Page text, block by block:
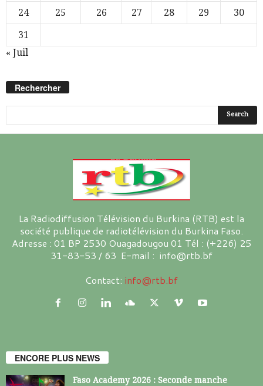
24
25 26 27 28 29
30
31
« Juil
Rechercher
La Radiodiffusion Télévision du Burkina (RTB) est la
société publique de radiotélévision du Burkina Faso.
Adresse : 01 BP 2530 Ouagadougou 01 Tél : (+226) 25
31-83-53 / 63 E-mail : info@rtb.bf
Contact: info@rtb.bf
ENCORE PLUS NEWS
Faso Academy 2026 : Seconde manche